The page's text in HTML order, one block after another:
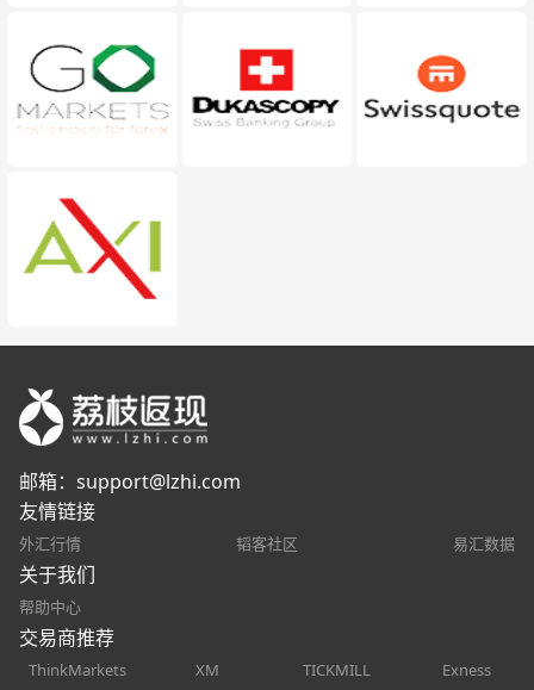
邮箱： support@lzhi.com
友情链接
外汇行情 韬客社区 易汇数据
关于我们
帮助中心
交易商推荐
ThinkMarkets XM TICKMILL
Exness